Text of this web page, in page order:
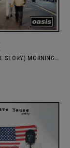
(WHAT’S THE STORY) MORNING GLORY?